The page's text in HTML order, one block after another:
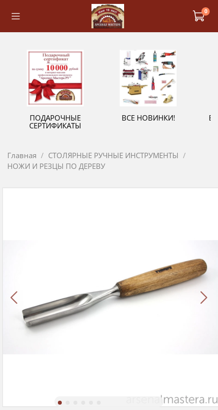
0
ПОДАРОЧНЫЕ
СЕРТИФИКАТЫ
ВСЕ НОВИНКИ!
Главная
СТОЛЯРНЫЕ РУЧНЫЕ ИНСТРУМЕНТЫ
НОЖИ И РЕЗЦЫ ПО ДЕРЕВУ